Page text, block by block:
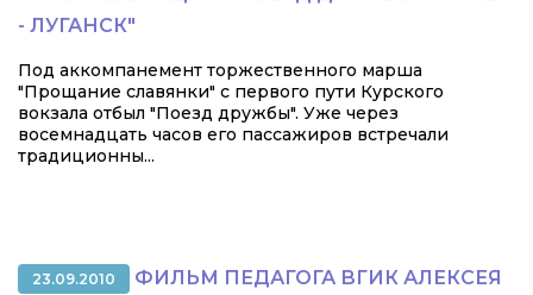
- ЛУГАНСК"
Под аккомпанемент торжественного марша
"Прощание славянки" с первого пути Курского
вокзала отбыл "Поезд дружбы". Уже через
восемнадцать часов его пассажиров встречали
традиционны...
23.09.2010
ФИЛЬМ ПЕДАГОГА ВГИК АЛЕКСЕЯ